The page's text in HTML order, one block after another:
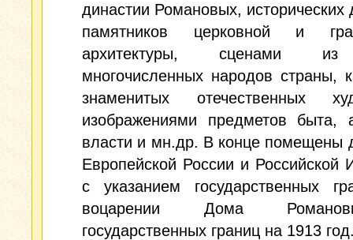
династии Романовых, исторических
памятников церковной и
архитектуры, сценами
многочисленных народов страны,
знаменитых отечественных
изображениями предметов быта,
власти и мн.др. В конце помещены
Европейской России и Российской
с указанием государственных
воцарении Дома
государственных границ на 1913